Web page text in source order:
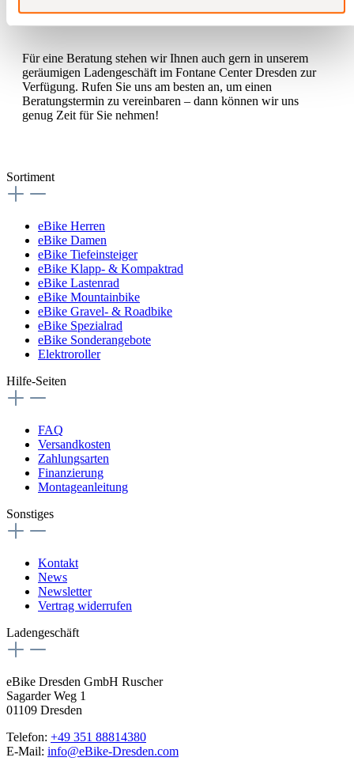
Für eine Beratung stehen wir Ihnen auch gern in unserem
geräumigen Ladengeschäft im Fontane Center Dresden zur
Verfügung. Rufen Sie uns am besten an, um einen
Beratungstermin zu vereinbaren – dann können wir uns
genug Zeit für Sie nehmen!
Sortiment
eBike Herren
eBike Damen
eBike Tiefeinsteiger
eBike Klapp- & Kompaktrad
eBike Lastenrad
eBike Mountainbike
eBike Gravel- & Roadbike
eBike Spezialrad
eBike Sonderangebote
Elektroroller
Hilfe-Seiten
FAQ
Versandkosten
Zahlungsarten
Finanzierung
Montageanleitung
Sonstiges
Kontakt
News
Newsletter
Vertrag widerrufen
Ladengeschäft
eBike Dresden GmbH Ruscher
Sagarder Weg 1
01109 Dresden
Telefon: +49 351 88814380
E-Mail: info@eBike-Dresden.com